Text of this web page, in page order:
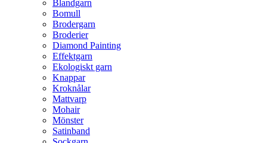
Blandgarn
Bomull
Brodergarn
Broderier
Diamond Painting
Effektgarn
Ekologiskt garn
Knappar
Kroknålar
Mattvarp
Mohair
Mönster
Satinband